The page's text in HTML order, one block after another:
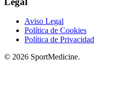
Aviso Legal
Política de Cookies
Política de Privacidad
© 2026 SportMedicine.